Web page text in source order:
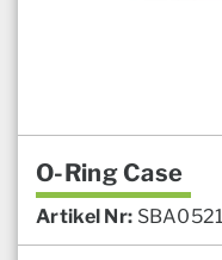
O-Ring Case
Artikel Nr: